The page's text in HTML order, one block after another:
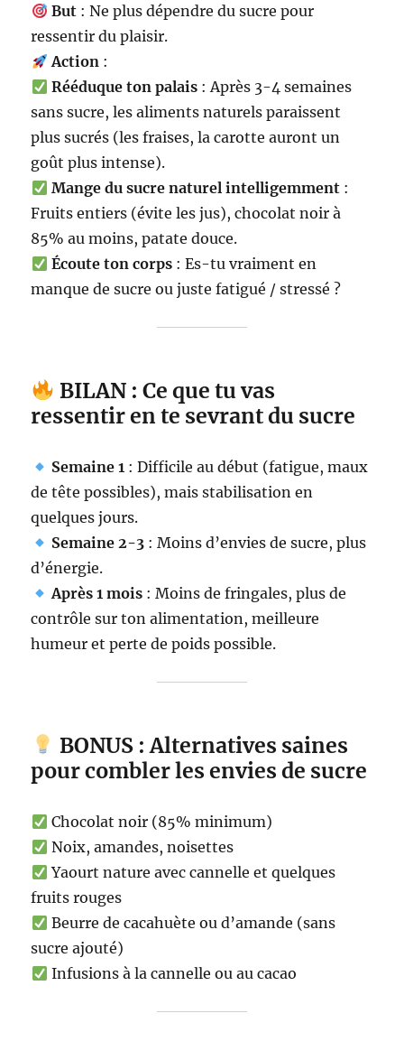
But: Ne plus dépendre du sucre pour
ressentir du plaisir.
Action:
Rééduque ton palais: Après 3-4 semaines
sans sucre, les aliments naturels paraissent
plus sucrés (les fraises, la carotte auront un
goût plus intense).
Mange du sucre naturel intelligemment:
Fruits entiers (évite les jus), chocolat noir à
85% au moins, patate douce.
Écoute ton corps: Es-tu vraiment en
manque de sucre ou juste fatigué / stressé ?
BILAN : Ce que tu vas
ressentir en te sevrant du sucre
Semaine 1: Difficile au début (fatigue, maux
de tête possibles), mais stabilisation en
quelques jours.
Semaine 2-3: Moins d’envies de sucre, plus
d’énergie.
Après 1 mois: Moins de fringales, plus de
contrôle sur ton alimentation, meilleure
humeur et perte de poids possible.
BONUS : Alternatives saines
pour combler les envies de sucre
Chocolat noir (85% minimum)
Noix, amandes, noisettes
Yaourt nature avec cannelle et quelques
fruits rouges
Beurre de cacahuète ou d’amande (sans
sucre ajouté)
Infusions à la cannelle ou au cacao